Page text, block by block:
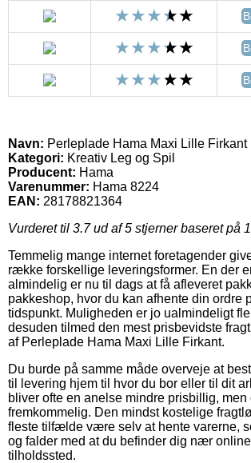
Navn: Perleplade Hama Maxi Lille Firkant
Kategori: Kreativ Leg og Spil
Producent: Hama
Varenummer: Hama 8224
EAN: 28178821364
Vurderet til 3.7ud af 5 stjerner baseret på
Temmelig mange internet foretagender
række forskellige leveringsformer. En der
almindelig er nu til dags at få afleveret
pakkeshop, hvor du kan afhente din ordre
tidspunkt. Muligheden er jo ualmindeligt
desuden tilmed den mest prisbevidste
af Perleplade Hama Maxi Lille Firkant.
Du burde på samme måde overveje at
til levering hjem til hvor du bor eller til dit
bliver ofte en anelse mindre prisbillig, men
fremkommelig. Den mindst kostelige
fleste tilfælde være selv at hente varerne,
og falder med at du befinder dig nær
tilholdssted.